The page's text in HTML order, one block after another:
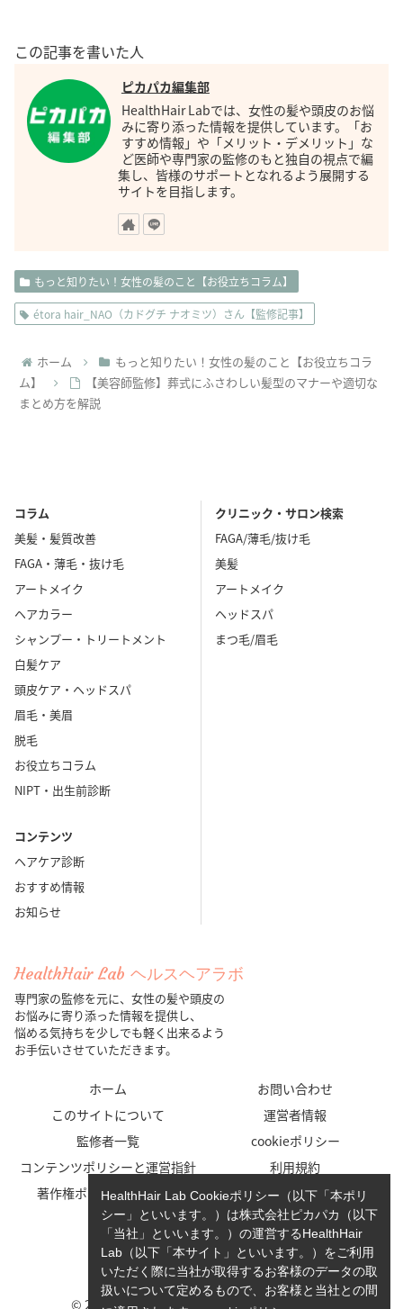
この記事を書いた人
ピカパカ編集部
HealthHair Labでは、女性の髪や頭皮のお悩
みに寄り添った情報を提供しています。「お
すすめ情報」や「メリット・デメリット」な
ど医師や専門家の監修のもと独自の視点で編
集し、皆様のサポートとなれるよう展開する
サイトを目指します。
もっと知りたい！女性の髪のこと【お役立ちコラム】
étora hair_NAO（カドグチ ナオミツ）さん【監修記事】
ホーム
もっと知りたい！女性の髪のこと【お役立ちコラ
ム】
【美容師監修】葬式にふさわしい髪型のマナーや適切な
まとめ方を解説
コラム
美髪・髪質改善
FAGA・薄毛・抜け毛
アートメイク
ヘアカラー
シャンプー・トリートメント
白髪ケア
頭皮ケア・ヘッドスパ
眉毛・美眉
脱毛
お役立ちコラム
NIPT・出生前診断
コンテンツ
ヘアケア診断
おすすめ情報
お知らせ
クリニック・サロン検索
FAGA/薄毛/抜け毛
美髪
アートメイク
ヘッドスパ
まつ毛/眉毛
HealthHair Lab ヘルスヘアラボ
専門家の監修を元に、女性の髪や頭皮の
お悩みに寄り添った情報を提供し、
悩める気持ちを少しでも軽く出来るよう
お手伝いさせていただきます。
ホーム
お問い合わせ
このサイトについて
運営者情報
監修者一覧
cookieポリシー
コンテンツポリシーと運営指針
利用規約
著作権ポリシー/免責事項
プライバシーポリシー
© 2023-2026 HealthHair Lab ヘルスヘアラボ.
HealthHair Lab Cookieポリシー（以下「本ポリ
シー」といいます。）は株式会社ピカパカ（以下
「当社」といいます。）の運営するHealthHair
Lab（以下「本サイト」といいます。）をご利用
いただく際に当社が取得するお客様のデータの取
扱いについて定めるもので、お客様と当社との間